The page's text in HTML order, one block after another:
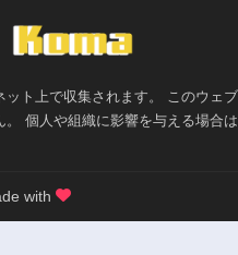
ト上で収集されます。 このウェ
個人や組織に影響を与える場合
with